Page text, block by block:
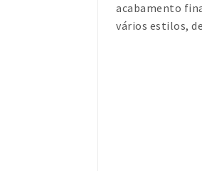
acabamento
vários estilos,